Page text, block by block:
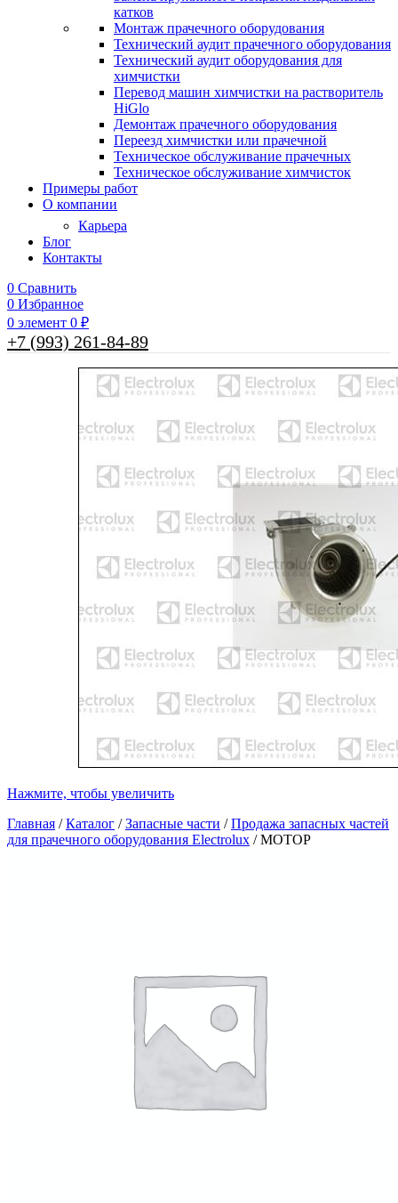
катков
Монтаж прачечного оборудования
Технический аудит прачечного оборудования
Технический аудит оборудования для
химчистки
Перевод машин химчистки на растворитель
HiGlo
Демонтаж прачечного оборудования
Переезд химчистки или прачечной
Техническое обслуживание прачечных
Техническое обслуживание химчисток
Примеры работ
О компании
Карьера
Блог
Контакты
0 Сравнить
0 Избранное
0 элемент 0 ₽
+7 (993) 261-84-89
Нажмите, чтобы увеличить
Главная /Каталог /Запасные части /Продажа запасных частей
для прачечного оборудования Electrolux /МОТОР